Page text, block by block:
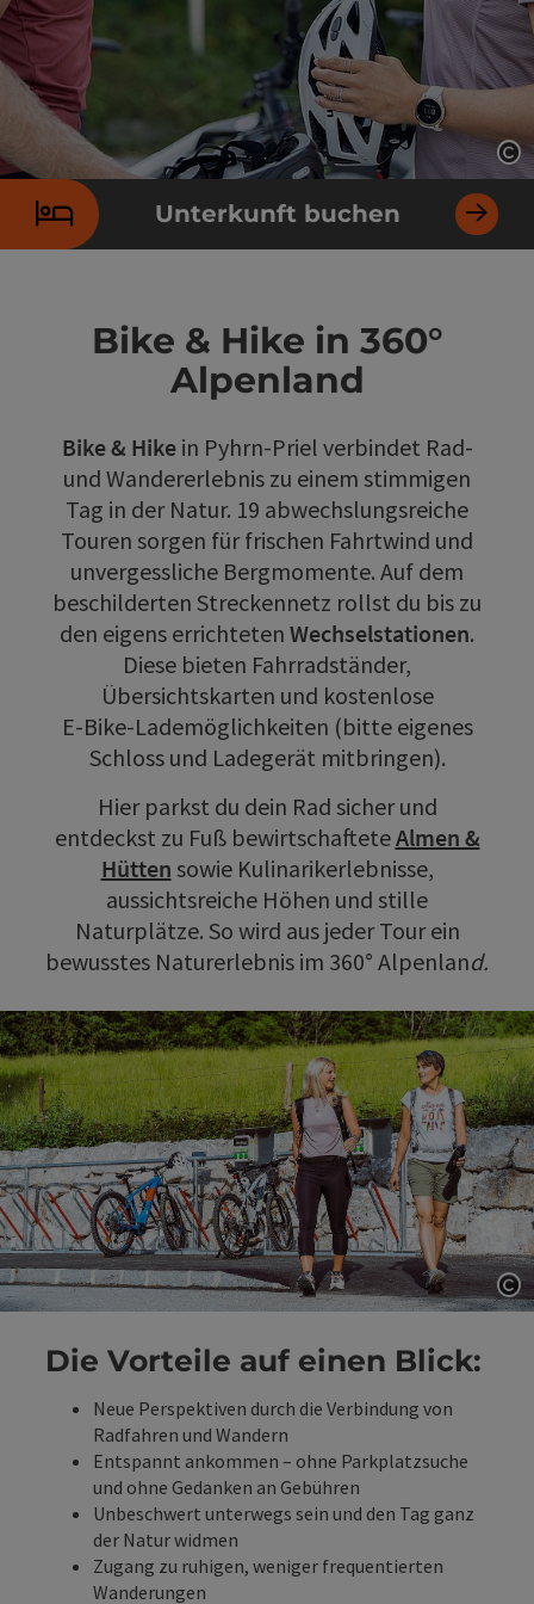
Unterkunft buchen
Bike & Hike in 360°
Alpenland
Bike & Hikein Pyhrn-Priel verbindet Rad-
und Wandererlebnis zu einem stimmigen
Tag in der Natur. 19 abwechslungsreiche
Touren sorgen für frischen Fahrtwind und
unvergessliche Bergmomente. Auf dem
beschilderten Streckennetz rollst du bis zu
den eigens errichteten Wechselstationen.
Diese bieten Fahrradständer,
Übersichtskarten und kostenlose
E‑Bike‑Lademöglichkeiten (bitte eigenes
Schloss und Ladegerät mitbringen).
Hier parkst du dein Rad sicher und
entdeckst zu Fuß bewirtschafteteAlmen &
Hütten sowie Kulinarikerlebnisse,
aussichtsreiche Höhen und stille
Naturplätze. So wird aus jeder Tour ein
bewusstes Naturerlebnis im 360° Alpenland.
Die Vorteile auf einen Blick:
Neue Perspektiven durch die Verbindung von
Radfahren und Wandern
Entspannt ankommen – ohne Parkplatzsuche
und ohne Gedanken an Gebühren
Unbeschwert unterwegs sein und den Tag ganz
der Natur widmen
Zugang zu ruhigen, weniger frequentierten
Wanderungen